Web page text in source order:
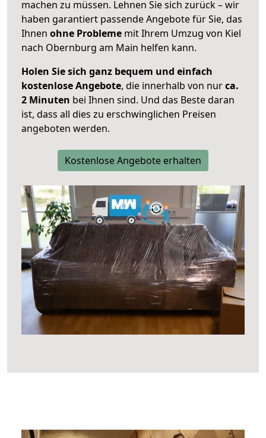
machen zu müssen. Lehnen Sie sich zurück – wir
haben garantiert passende Angebote für Sie, das
Ihnen ohne Probleme mit Ihrem Umzug von Kiel
nach Obernburg am Main helfen kann.
Holen Sie sich ganz bequem und einfach
kostenlose Angebote, die innerhalb von nurca.
2 Minuten bei Ihnen sind. Und das Beste daran
ist, dass all dies zu erschwinglichen Preisen
angeboten werden.
Kostenlose Angebote erhalten